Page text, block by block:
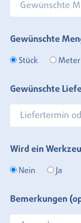
Gewünschte
Stück Meter
Gewünschte
Wird ein
Nein Ja
Bemerkungen